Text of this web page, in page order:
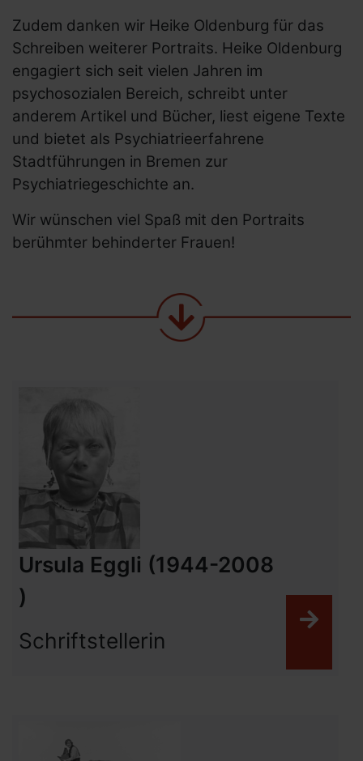
Zudem danken wir Heike Oldenburg für das
Schreiben weiterer Portraits. Heike Oldenburg
engagiert sich seit vielen Jahren im
psychosozialen Bereich, schreibt unter
anderem Artikel und Bücher, liest eigene Texte
und bietet als Psychiatrieerfahrene
Stadtführungen in Bremen zur
Psychiatriegeschichte an.
Wir wünschen viel Spaß mit den Portraits
berühmter behinderter Frauen!
Ursula Eggli (1944-2008
)
Schriftstellerin